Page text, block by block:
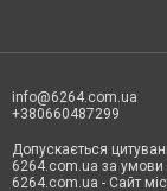
info@6264.com.ua
+380660487299
Допускається
6264.com.ua за умови
6264.com.ua - Сайт